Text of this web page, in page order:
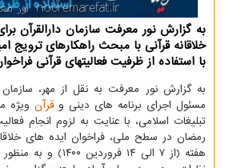
به گزارش نور معرفت سازمان دارالقرآن
خلاقانه قرآنی با مبحث راهکارهای ترویج
با استفاده از ظرفیت فعالیتهای قرآنی
به گزارش نور معرفت به نقل از مهر، سازمان
مسئول اجرای برنامه های دینی وقرآن ویژه
تبلیغات اسلامی، با عنایت به لزوم انجام
رمضان در سطح ملی، فراخوان ایده های
هفته (از ۷ الی ۱۴